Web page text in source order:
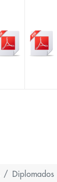
Diplomados